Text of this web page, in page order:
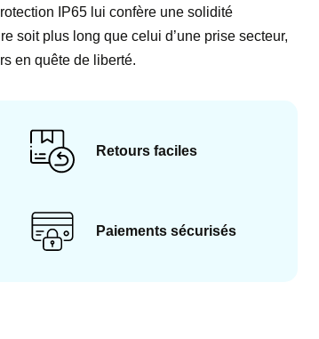
IP65 lui confère une solidité
soit plus long que celui d’une prise secteur,
en quête de liberté.
Retours faciles
Paiements sécurisés